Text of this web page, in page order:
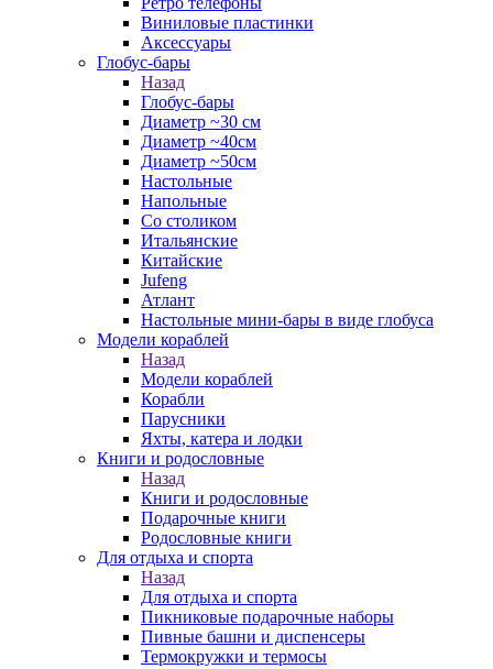
Виниловые пластинки
Аксессуары
Глобус-бары
Назад
Глобус-бары
Диаметр ~30 см
Диаметр ~40см
Диаметр ~50см
Настольные
Напольные
Со столиком
Итальянские
Китайские
Jufeng
Атлант
Настольные мини-бары в виде глобуса
Модели кораблей
Назад
Модели кораблей
Корабли
Парусники
Яхты, катера и лодки
Книги и родословные
Назад
Книги и родословные
Подарочные книги
Родословные книги
Для отдыха и спорта
Назад
Для отдыха и спорта
Пикниковые подарочные наборы
Пивные башни и диспенсеры
Термокружки и термосы